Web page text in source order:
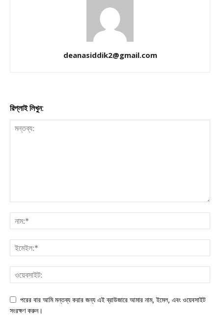
deanasiddik2@gmail.com
রিপ্লাই লিখুন:
পরের বার আমি মন্তব্য করার জন্য এই ব্রাউজারে আমার নাম, ইমেল, এবং ওয়েবসাইট
সংরক্ষণ করুন।